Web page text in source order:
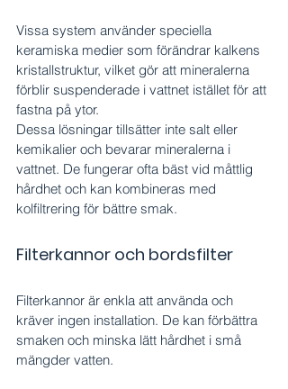
Vissa system använder speciella
keramiska medier som förändrar kalkens
kristallstruktur, vilket gör att mineralerna
förblir suspenderade i vattnet istället för att
fastna på ytor.
Dessa lösningar tillsätter inte salt eller
kemikalier och bevarar mineralerna i
vattnet. De fungerar ofta bäst vid måttlig
hårdhet och kan kombineras med
kolfiltrering för bättre smak.
Filterkannor och bordsfilter
Filterkannor är enkla att använda och
kräver ingen installation. De kan förbättra
smaken och minska lätt hårdhet i små
mängder vatten.